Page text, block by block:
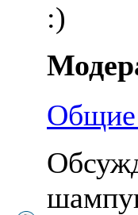
:)
Общие